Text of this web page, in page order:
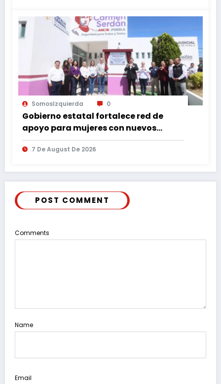
SomosIzquierda 0
Gobierno estatal fortalece red de
apoyo para mujeres con nuevos
espacios de atención en Puebla
7 De August De 2026
POST COMMENT
Comments
Name
Email